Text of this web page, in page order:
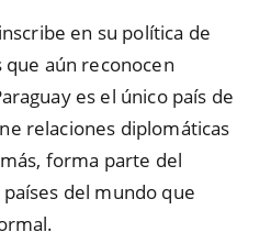
en su política de
aún reconocen
es el único país de
relaciones diplomáticas
forma parte del
del mundo que